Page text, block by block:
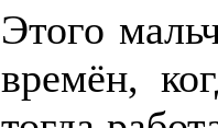
Этого
времён,